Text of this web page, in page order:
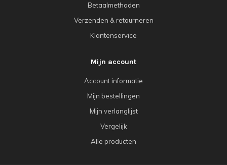
Betaalmethoden
Verzenden & retourneren
Klantenservice
Mijn account
Account informatie
Mijn bestellingen
Mijn verlanglijst
Vergelijk
Alle producten